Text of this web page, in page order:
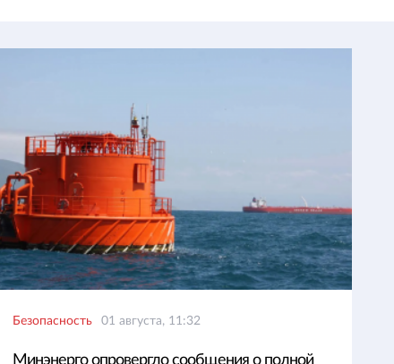
Безопасность 01 августа, 11:32
Минэнерго опровергло сообщения о полной